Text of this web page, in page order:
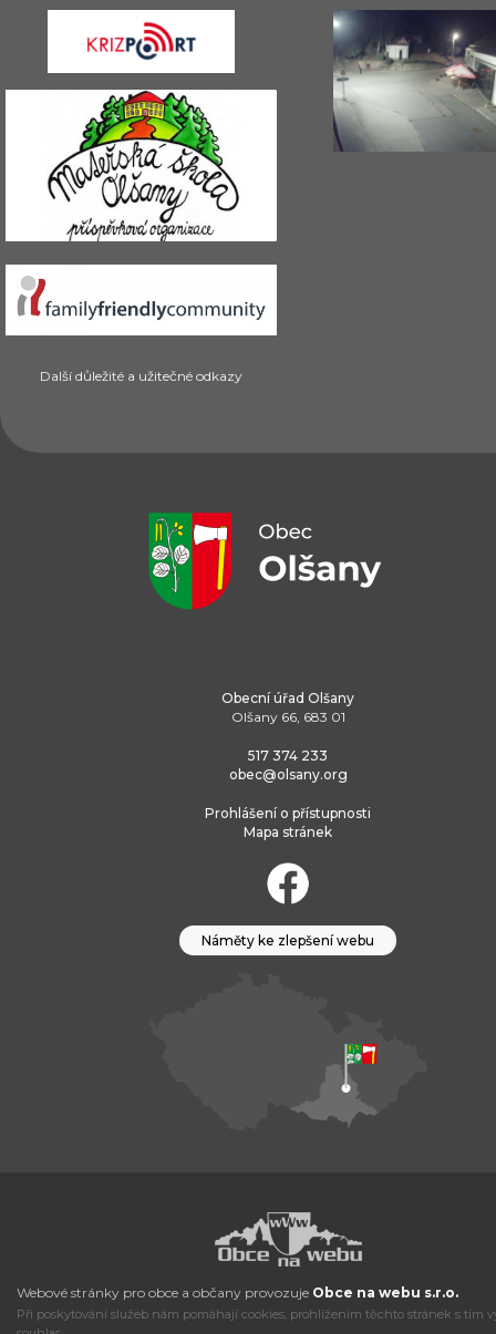
Další důležité a užitečné odkazy
Obecní úřad Olšany
Olšany 66, 683 01
517 374 233
obec@olsany.org
Prohlášení o přístupnosti
Mapa stránek
Náměty ke zlepšení webu
Webové stránky pro obce a občany provozuje Obce na webu s.r.o.
Při poskytování služeb nám pomáhají cookies, prohlížením těchto stránek s tím